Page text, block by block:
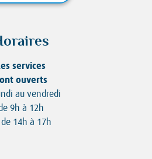
services
ouverts
au vendredi
9h à 12h
14h à 17h